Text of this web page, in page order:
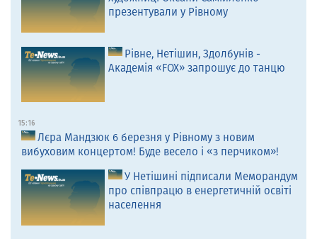
презентували у Рівному
Рівне, Нетішин, Здолбунів -
Академія «FOX» запрошує до танцю
15:16
Лєра Мандзюк 6 березня у Рівному з новим
вибуховим концертом! Буде весело і «з перчиком»!
У Нетішині підписали Меморандум
про співпрацю в енергетичній освіті
населення